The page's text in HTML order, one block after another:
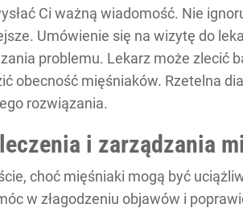
Ci ważną wiadomość. Nie
Umówienie się na wizytę do
problemu. Lekarz może zlecić
obecność mięśniaków. Rzetelna
rozwiązania.
i zarządzania
choć mięśniaki mogą być
w złagodzeniu objawów i